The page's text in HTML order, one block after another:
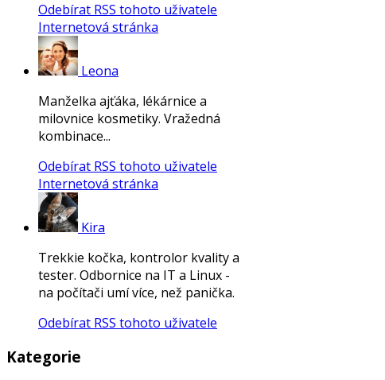
Odebírat RSS tohoto uživatele
Internetová stránka
Leona
Manželka ajťáka, lékárnice a
milovnice kosmetiky. Vražedná
kombinace...
Odebírat RSS tohoto uživatele
Internetová stránka
Kira
Trekkie kočka, kontrolor kvality a
tester. Odbornice na IT a Linux -
na počítači umí více, než panička.
Odebírat RSS tohoto uživatele
Kategorie